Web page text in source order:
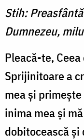
Stih:
Dumnezeu,
Pleacă-te,
Sprijinitoare a
mea şi
inima mea şi
dobitocească